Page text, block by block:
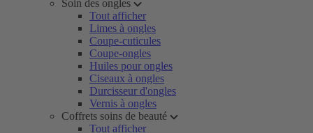
Soin des ongles
Tout afficher
Limes à ongles
Coupe-cuticules
Coupe-ongles
Huiles pour ongles
Ciseaux à ongles
Durcisseur d'ongles
Vernis à ongles
Coffrets soins de beauté
Tout afficher